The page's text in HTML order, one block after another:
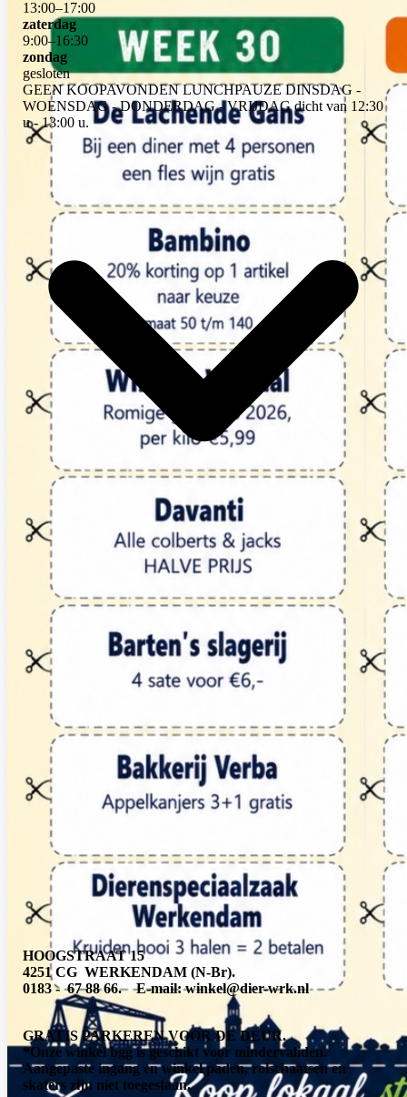
13:00–17:00
zaterdag
9:00–16:30
zondag
gesloten
GEEN KOOPAVONDEN LUNCHPAUZE DINSDAG -
WOENSDAG - DONDERDAG - VRIJDAG dicht van 12:30
u - 13:00 u.
HOOGSTRAAT 15
4251 CG WERKENDAM (N-Br).
0183 - 67 88 66.E-mail: winkel@dier-wrk.nl
GRATIS PARKEREN VOOR DE DEUR.
*Onze winkel bgg is geschikt voor mindervaliden.
Aangepaste ingang en winkel paden, rolschaatsen en
skaters zijn niet toegestaan.